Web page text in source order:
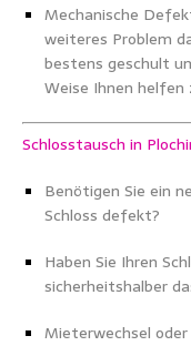
Mechanische
weiteres Problem
bestens geschult
Weise Ihnen helfen
Schlosstausch in
Benötigen Sie ein
Schloss defekt?
Haben Sie Ihren
sicherheitshalber
Mieterwechsel